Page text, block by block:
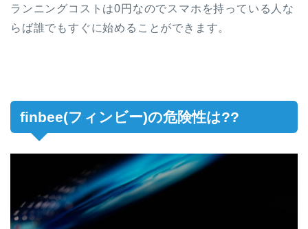
ランニングコストは0円なのでスマホを持っている人な
らば誰でもすぐに始めることができます。
finbee(フィンビー)の危険性は??